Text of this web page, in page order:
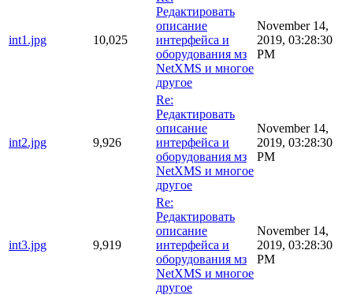
int1.jpg 10,025
Редактировать
описание
интерфейса и
оборудования мз
NetXMS и многое
другое
November 14,
2019, 03:28:30
PM
int2.jpg 9,926
Re:
Редактировать
описание
интерфейса и
оборудования мз
NetXMS и многое
другое
November 14,
2019, 03:28:30
PM
int3.jpg 9,919
Re:
Редактировать
описание
интерфейса и
оборудования мз
NetXMS и многое
другое
November 14,
2019, 03:28:30
PM